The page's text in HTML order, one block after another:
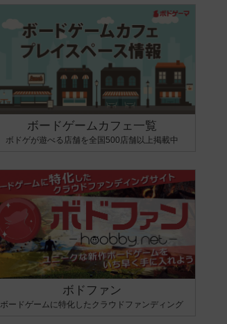
ボードゲームカフェ一覧
ボドゲが遊べる店舗を全国500店舗以上掲載中
ボドファン
ボードゲームに特化したクラウドファンディング